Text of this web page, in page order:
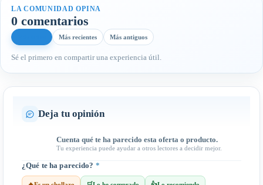
LA COMUNIDAD OPINA
0 comentarios
Más recientes Más antiguos
Sé el primero en compartir una experiencia útil.
Deja tu opinión
Cuenta qué te ha parecido esta oferta o producto.
Tu experiencia puede ayudar a otros lectores a decidir mejor.
¿Qué te ha parecido? *